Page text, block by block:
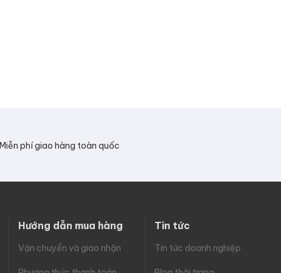
Miễn phí giao hàng toàn quốc
Hướng dẫn mua hàng
Vận chuyển và giao nhận
Tin tức
Tin tức doanh nghiệp